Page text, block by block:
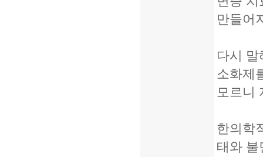
만들어
다시
소화제
모르니
한의학
태와 불